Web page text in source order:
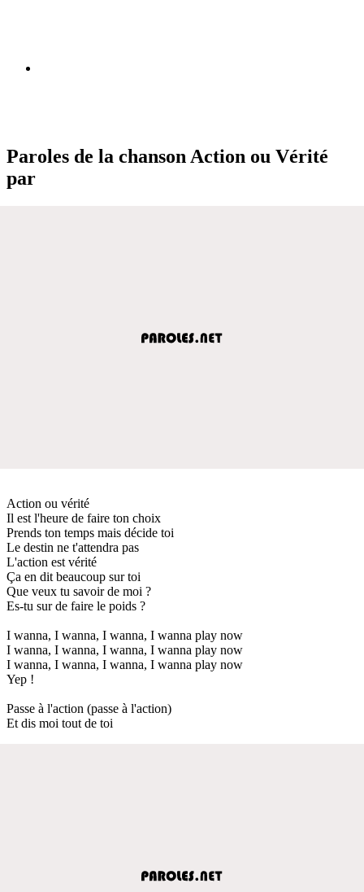
Paroles de la chanson Action ou Vérité
par
Action ou vérité
Il est l'heure de faire ton choix
Prends ton temps mais décide toi
Le destin ne t'attendra pas
L'action est vérité
Ça en dit beaucoup sur toi
Que veux tu savoir de moi ?
Es-tu sur de faire le poids ?
I wanna, I wanna, I wanna, I wanna play now
I wanna, I wanna, I wanna, I wanna play now
I wanna, I wanna, I wanna, I wanna play now
Yep !
Passe à l'action (passe à l'action)
Et dis moi tout de toi